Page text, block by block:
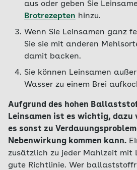
aus oder geben Sie
Brotrezepten hinzu.
Wenn Sie Leinsamen ganz
Sie sie mit anderen
damit backen.
Sie können Leinsamen
Wasser zu einem Brei
Aufgrund des hohen
Leinsamen ist es wichtig,
es sonst zu
Nebenwirkung kommen kann.
zusätzlich zu jeder Mahlzeit mit
gute Richtlinie. Wer